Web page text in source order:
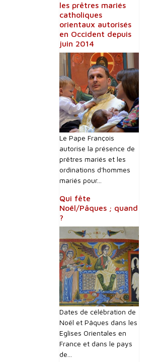
les prêtres mariés
catholiques
orientaux autorisés
en Occident depuis
juin 2014
Le Pape François
autorise la présence de
prêtres mariés et les
ordinations d'hommes
mariés pour...
Qui fête
Noël/Pâques ; quand
?
Dates de célébration de
Noël et Pâques dans les
Eglises Orientales en
France et dans le pays
de...